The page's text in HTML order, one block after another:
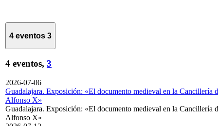
4 eventos 3
4 eventos, 3
2026-07-06
Guadalajara. Exposición: «El documento medieval en la Cancillería
Alfonso X»
Guadalajara. Exposición: «El documento medieval en la Cancillería
Alfonso X»